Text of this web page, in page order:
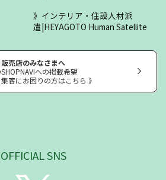
インテリア・住設人材派
遣|HEYAGOTO Human Satellite
販売店のみなさまへ
SHOPNAVIへの掲載希望
集客にお困りの方はこちら 》
OFFICIAL SNS